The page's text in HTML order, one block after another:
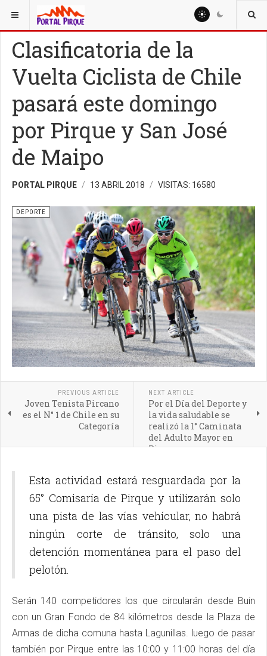
ESTÁ AQUÍ: DEPORTE
Clasificatoria de la
Vuelta Ciclista de Chile
pasará este domingo
por Pirque y San José
de Maipo
PORTAL PIRQUE 13 ABRIL 2018 VISITAS: 16580
DEPORTE
PREVIOUS ARTICLE
Joven Tenista Pircano
es el N° 1 de Chile en su
Categoría
NEXT ARTICLE
Por el Día del Deporte y
la vida saludable se
realizó la 1° Caminata
del Adulto Mayor en
Pirque
Esta actividad estará resguardada por la
65° Comisaría de Pirque y utilizarán solo
una pista de las vías vehícular, no habrá
ningún corte de tránsito, solo una
detención momentánea para el paso del
pelotón.
Serán 140 competidores los que circularán desde Buin
con un Gran Fondo de 84 kilómetros desde la Plaza de
Armas de dicha comuna hasta Lagunillas. luego de pasar
también por Pirque entre las 10:00 y 11:00 horas del día